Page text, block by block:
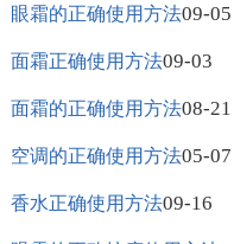
眼霜的正确使用方法09-05
面霜正确使用方法09-03
面霜的正确使用方法08-21
空调的正确使用方法05-07
香水正确使用方法09-16